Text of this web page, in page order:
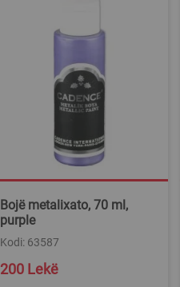
Bojë metalixato, 70 ml,
purple
Kodi: 63587
200 Lekë